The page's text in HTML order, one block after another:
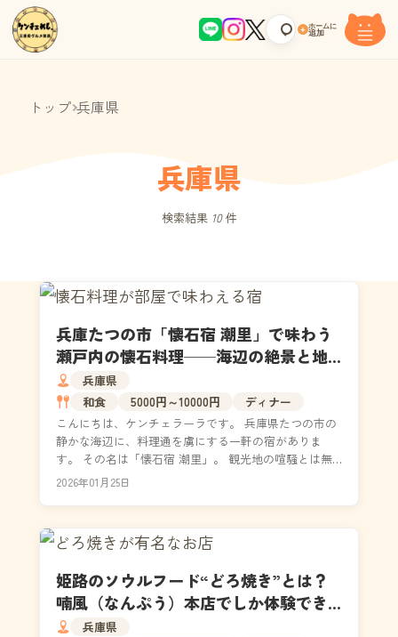
+ ホームに
追加
トップ 兵庫県
兵庫県
検索結果 10件
兵庫たつの市「懐石宿 潮里」で味わう
瀬戸内の懐石料理──海辺の絶景と地
元食材づくし
兵庫県
和食
5000円～10000円
ディナー
こんにちは、ケンチェラーラです。 兵庫県たつの市の
静かな海辺に、料理通を虜にする一軒の宿がありま
す。 その名は「懐石宿 潮里」。 観光地の喧騒とは無
縁の新舞子海岸に佇み、四季折々の瀬戸内の恵みを丁
2026年01月25日
姫路のソウルフード“どろ焼き”とは？
喃風（なんぷう）本店でしか体験でき
ない、粉もん革命の真実
兵庫県